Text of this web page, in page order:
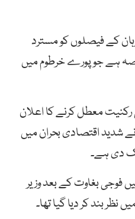
کے فیصلوں کو مسترد
ہے جوپورے خرطوم میں
رکنیت معطل کرنے کا اعلان
شدید اقتصادی بحران میں
دی ہے۔
فوجی بغاوت کے بعد وزیر
نظر بند کر دیا گیا تھا۔